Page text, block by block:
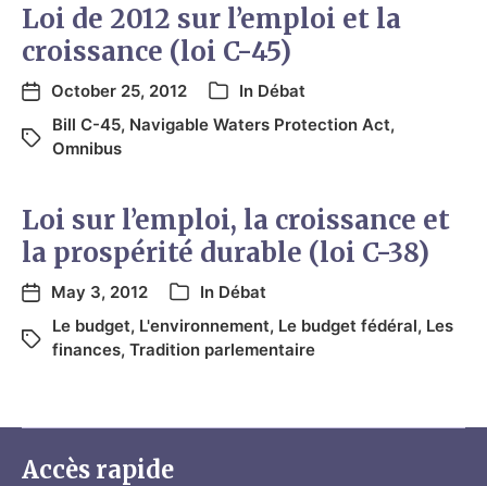
Loi de 2012 sur l’emploi et la
croissance (loi C-45)
October 25, 2012 In Débat
Bill C-45, Navigable Waters Protection Act,
Omnibus
Loi sur l’emploi, la croissance et
la prospérité durable (loi C-38)
May 3, 2012 In Débat
Le budget, L'environnement, Le budget fédéral, Les
finances, Tradition parlementaire
Accès rapide